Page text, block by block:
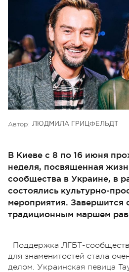
Автор: ЛЮДМИЛА ГРИЦФЕЛЬДТ
В Киеве с 8 по 16 июня
неделя, посвященная
сообщества в Украине, в
состоялись культурно-
мероприятия. Завершится
традиционным маршем
Поддержка ЛГБТ-
для знаменитостей стала
делом. Украинская певица